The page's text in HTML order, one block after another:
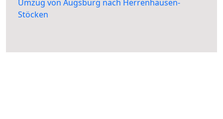
Umzug von Augsburg nach Herrenhausen-
Stöcken